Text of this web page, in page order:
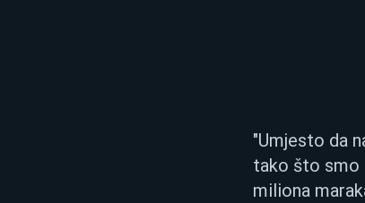
"Umjesto da
tako što smo
miliona